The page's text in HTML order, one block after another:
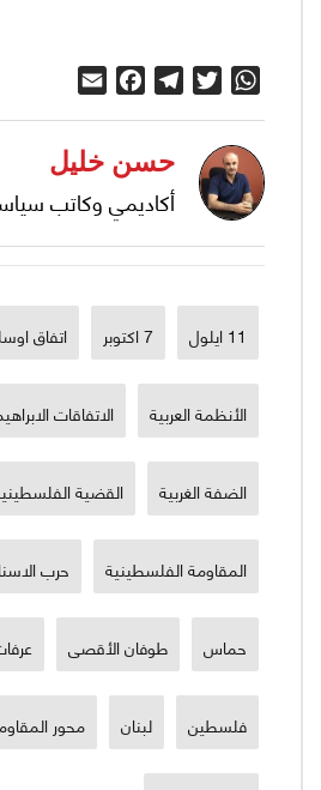
WhatsApp
Twitter
Telegram
Facebook
حسن خليل
أكاديمي وكاتب
11 ايلول 7 اكتوبر اتفاق
الأنظمة العربية الاتفاقات
الضفة الغربية القضية
المقاومة الفلسطينية حرب
حماس طوفان الأقصى
فلسطين لبنان محور